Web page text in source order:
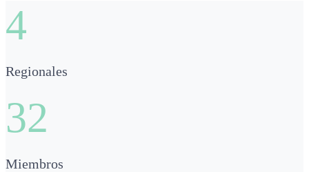
4
Regionales
32
Miembros